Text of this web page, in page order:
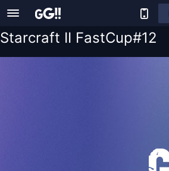
Starcraft II FastCup#12